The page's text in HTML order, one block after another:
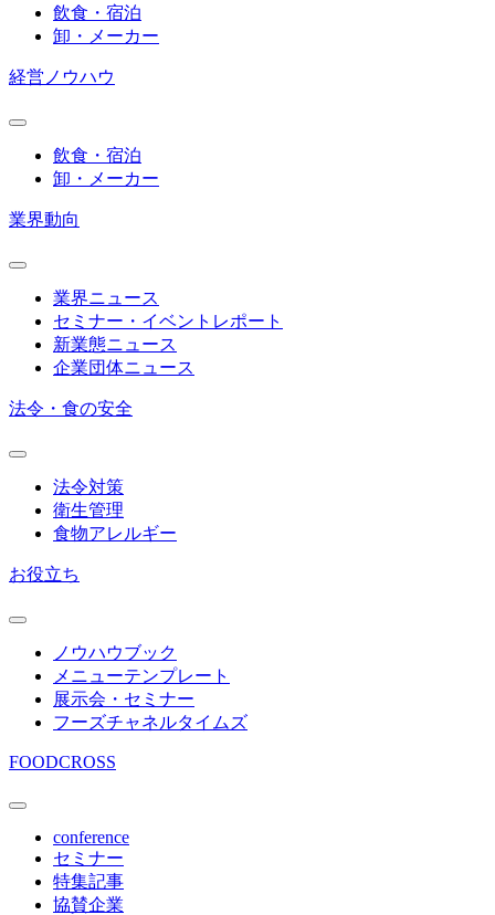
飲食・宿泊
卸・メーカー
経営ノウハウ
飲食・宿泊
卸・メーカー
業界動向
業界ニュース
セミナー・イベントレポート
新業態ニュース
企業団体ニュース
法令・食の安全
法令対策
衛生管理
食物アレルギー
お役立ち
ノウハウブック
メニューテンプレート
展示会・セミナー
フーズチャネルタイムズ
FOODCROSS
conference
セミナー
特集記事
協賛企業